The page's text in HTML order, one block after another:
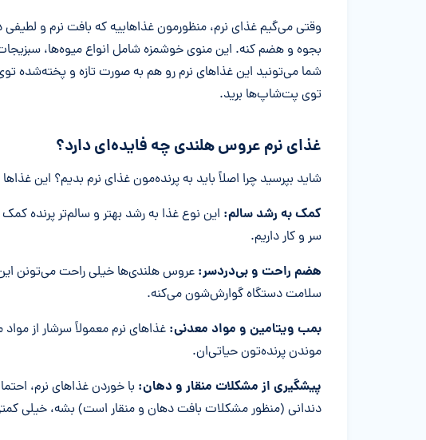
وقتی می‌گیم غذای نرم، منظورمون غذاهاییه که بافت نرم و
بجوه و هضم کنه. این منوی خوشمزه شامل انواع میوه‌ها،
شما می‌تونید این غذاهای نرم رو هم به صورت تازه و پخته‌شده
توی پت‌شاپ‌ها برید.
غذای نرم عروس هلندی چه فایده‌ای دارد؟
شاید بپرسید چرا اصلاً باید به پرنده‌مون غذای نرم بدیم؟ این
کمک به رشد سالم: این نوع غذا به رشد بهتر و سالم‌تر پرنده
سر و کار داریم.
هضم راحت و بی‌دردسر: عروس هلندی‌ها خیلی راحت می‌تونن
سلامت دستگاه گوارش‌شون می‌کنه.
بمب ویتامین و مواد معدنی: غذاهای نرم معمولاً سرشار از
موندن پرنده‌تون حیاتی‌ان.
پیشگیری از مشکلات منقار و دهان: با خوردن غذاهای نرم،
دندانی (منظور مشکلات بافت دهان و منقار است) بشه، خیلی